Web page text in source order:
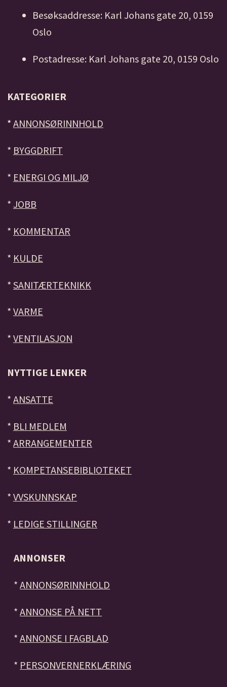
Besøksaddresse: Karl Johans gate 20, 0159
Oslo
Postadresse: Karl Johans gate 20, 0159 Oslo
KATEGORIER
* ANNONSØRINNHOLD
* BYGGDRIFT
* ENERGI OG MILJØ
* JOBB
* KOMMENTAR
* KULDE
* SANITÆRTEKNIKK
* VARME
* VENTILASJON
NYTTIGE LENKER
* ANSATTE
* BLI MEDLEM
* ARRANGEMENTER
* KOMPETANSEBIBLIOTEKET
* VVSKUNNSKAP
* LEDIGE STILLINGER
ANNONSER
*ANNONSØRINNHOLD
*ANNONSE PÅ NETT
*ANNONSE I FAGBLAD
* PERSONVERNERKLÆRING